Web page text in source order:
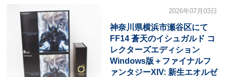
2026年07月03日
神奈川県横浜市瀬谷区にて
FF14 蒼天のイシュガルド コ
レクターズエディション
Windows版＋ファイナルフ
ァンタジーXIV: 新生エオルゼ